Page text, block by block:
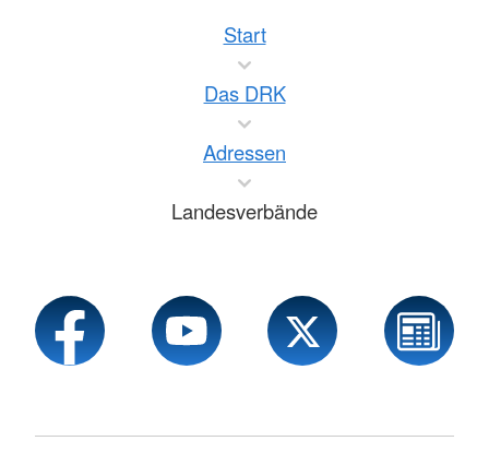
Start
Das DRK
Adressen
Landesverbände